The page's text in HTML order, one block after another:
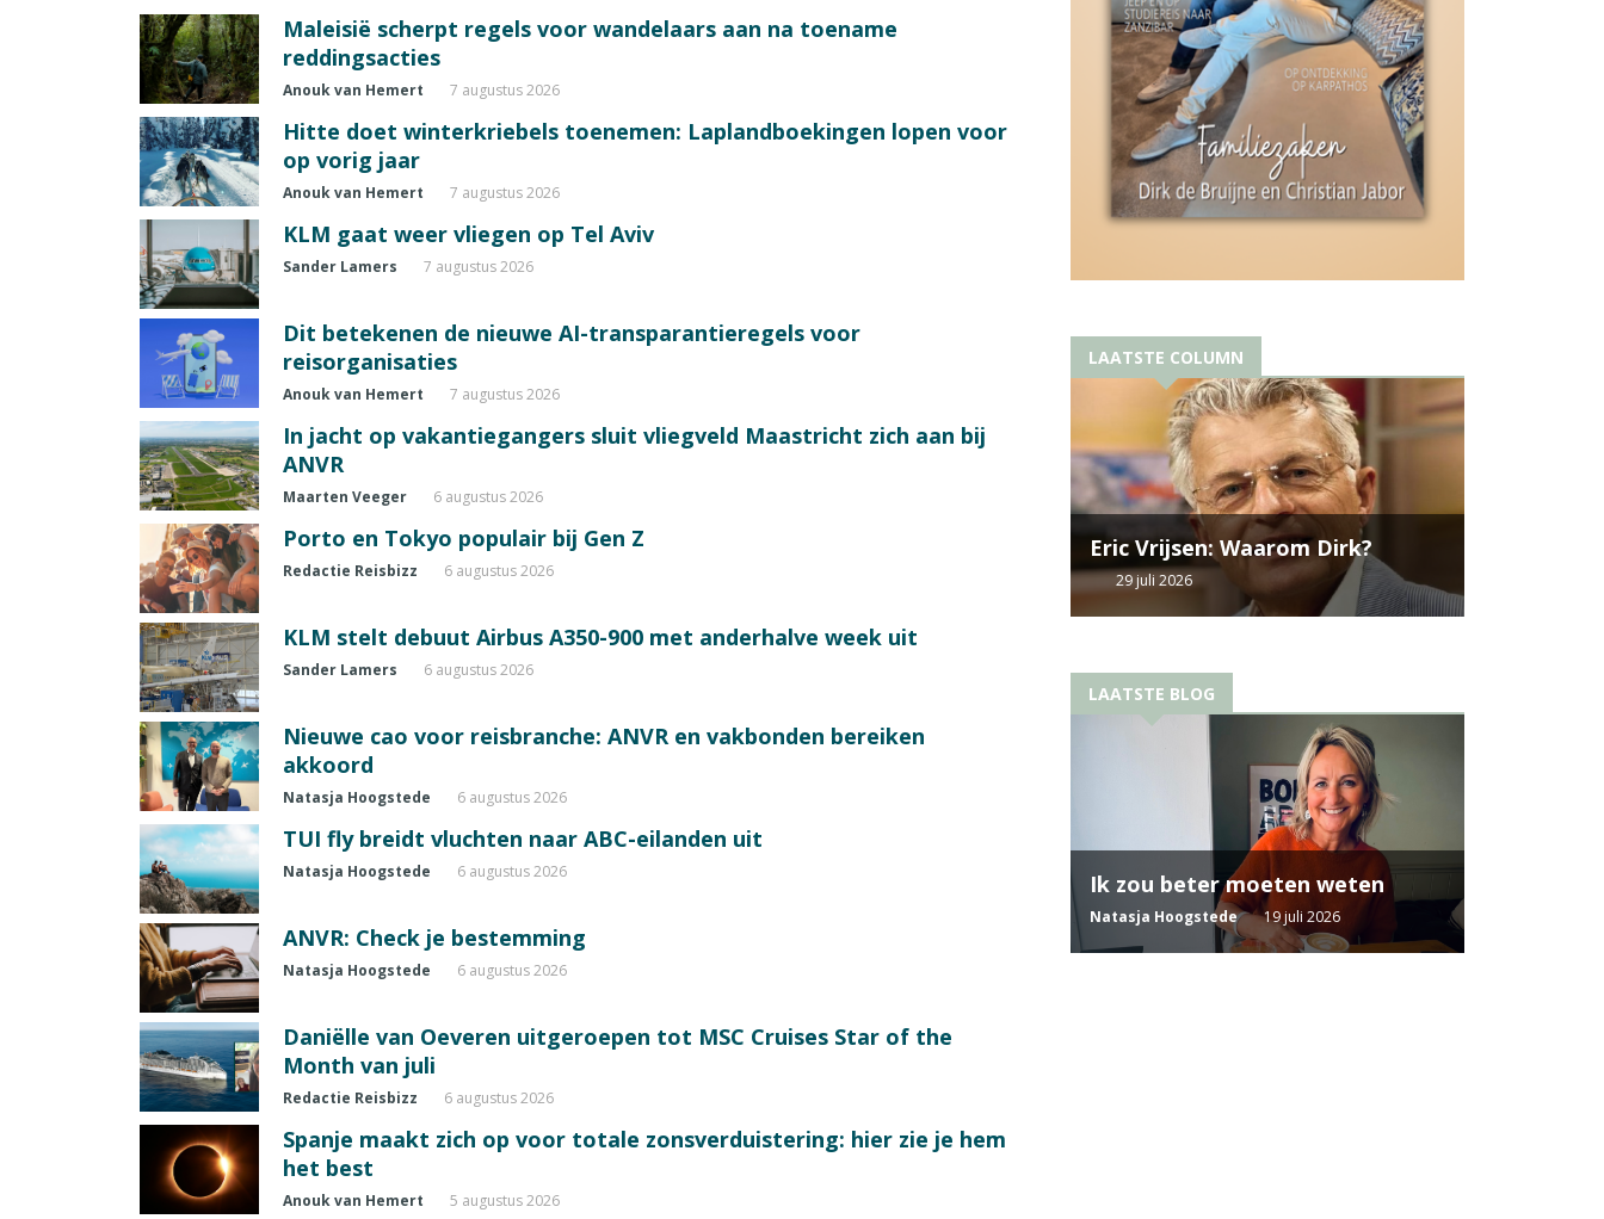
Maleisië scherpt regels voor wandelaars aan na toename
reddingsacties
Anouk van Hemert 7 augustus 2026
Hitte doet winterkriebels toenemen: Laplandboekingen lopen voor
op vorig jaar
Anouk van Hemert 7 augustus 2026
KLM gaat weer vliegen op Tel Aviv
Sander Lamers 7 augustus 2026
Dit betekenen de nieuwe AI-transparantieregels voor
reisorganisaties
Anouk van Hemert 7 augustus 2026
In jacht op vakantiegangers sluit vliegveld Maastricht zich aan bij
ANVR
Maarten Veeger 6 augustus 2026
Porto en Tokyo populair bij Gen Z
Redactie Reisbizz 6 augustus 2026
KLM stelt debuut Airbus A350-900 met anderhalve week uit
Sander Lamers 6 augustus 2026
Nieuwe cao voor reisbranche: ANVR en vakbonden bereiken
akkoord
Natasja Hoogstede 6 augustus 2026
TUI fly breidt vluchten naar ABC-eilanden uit
Natasja Hoogstede 6 augustus 2026
ANVR: Check je bestemming
Natasja Hoogstede 6 augustus 2026
Daniëlle van Oeveren uitgeroepen tot MSC Cruises Star of the
Month van juli
Redactie Reisbizz 6 augustus 2026
Spanje maakt zich op voor totale zonsverduistering: hier zie je hem
het best
Anouk van Hemert 5 augustus 2026
LAATSTE COLUMN
Eric Vrijsen: Waarom Dirk?
29 juli 2026
LAATSTE BLOG
Ik zou beter moeten weten
Natasja Hoogstede 19 juli 2026